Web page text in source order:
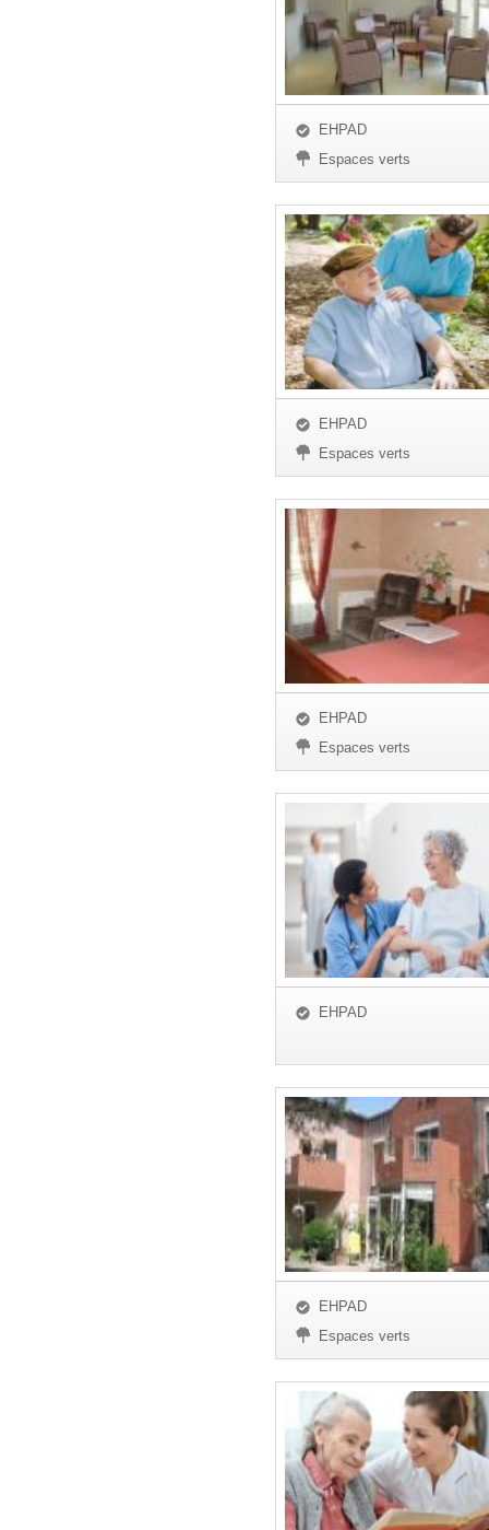
EHPAD
Espaces verts
EHPAD
Espaces verts
EHPAD
Espaces verts
EHPAD
EHPAD
Espaces verts